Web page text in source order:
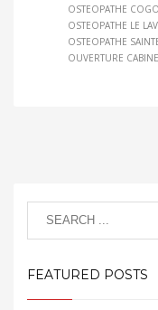
OSTEOPATHE
OSTEOPATHE LE
OSTEOPATHE
OUVERTURE
FEATURED POSTS